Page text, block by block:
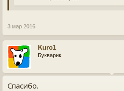
3 мар 2016
Kuro1
Букварик
Спасибо.